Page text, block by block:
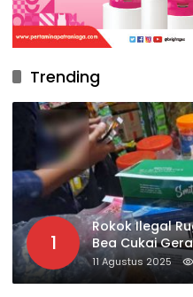
Trending
1
Rokok Ilegal
Bea Cukai
Giripurno
11 Agustus 2025